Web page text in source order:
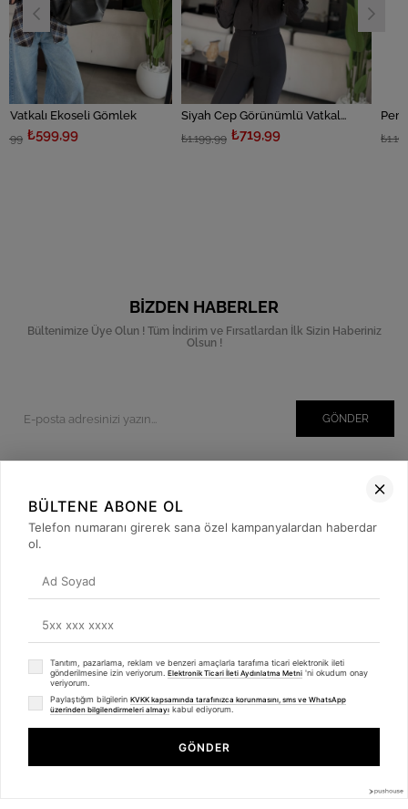
Gömlek Siyah Cep Görünümlü Vatkalı Gömlek
₺719,99 ₺719,99
BIZDEN HABERLER
Bültenimize Üye Olun ! Tüm İndirim ve Fırsatlardan İlk Sizin Haberiniz
Olsun !
GÖNDER
Kurumsal
Müşteri İlişkileri
Sosyal Medya
betulbabacan.com- Tüm Hakları Saklıdır.
BÜLTENE ABONE OL
Telefon numaranı girerek sana özel kampanyalardan haberdar
ol.
Tanıtım, pazarlama, reklam ve benzeri amaçlarla tarafıma ticari elektronik ileti
gönderilmesine izin veriyorum. Elektronik Ticari İleti Aydınlatma Metni 'ni okudum onay
veriyorum.
Paylaştığım bilgilerin KVKK kapsamında tarafınızca korunmasını, sms ve WhatsApp
üzerinden bilgilendirmeleri almayı kabul ediyorum.
GÖNDER